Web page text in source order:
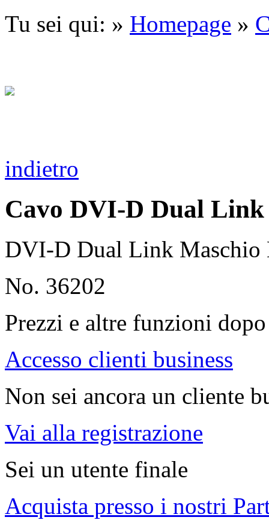
Tu sei qui: » Homepage »
indietro
Cavo DVI-D Dual
DVI-D Dual Link Maschio
No. 36202
Prezzi e altre funzioni
Accesso clienti business
Non sei ancora un cliente
Vai alla registrazione
Sei un utente finale
Acquista presso i nostri